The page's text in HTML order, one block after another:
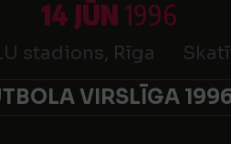
14 JŪN 1996
stadions, Rīga
VIRSLĪGA